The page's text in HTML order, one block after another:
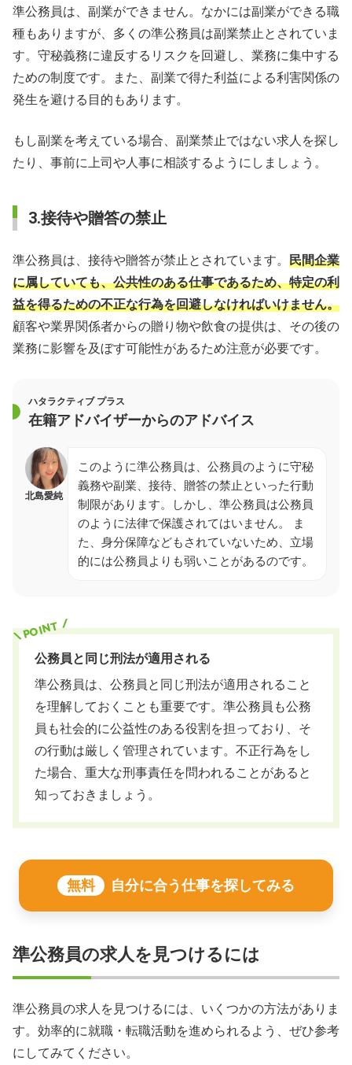
準公務員は、副業ができません。なかには副業ができる職
種もありますが、多くの準公務員は副業禁止とされていま
す。守秘義務に違反するリスクを回避し、業務に集中する
ための制度です。また、副業で得た利益による利害関係の
発生を避ける目的もあります。
もし副業を考えている場合、副業禁止ではない求人を探し
たり、事前に上司や人事に相談するようにしましょう。
3.接待や贈答の禁止
準公務員は、接待や贈答が禁止とされています。 民間企業
に属していても、公共性のある仕事であるため、特定の利
益を得るための不正な行為を回避しなければいけません。
顧客や業界関係者からの贈り物や飲食の提供は、その後の
業務に影響を及ぼす可能性があるため注意が必要です。
ハタラクティブ プラス
在籍アドバイザーからのアドバイス
北島愛純
このように準公務員は、公務員のように守秘
義務や副業、接待、贈答の禁止といった行動
制限があります。しかし、準公務員は公務員
のように法律で保護されてはいません。 ま
た、身分保障などもされていないため、立場
的には公務員よりも弱いことがあるのです。
公務員と同じ刑法が適用される
準公務員は、公務員と同じ刑法が適用されること
を理解しておくことも重要です。準公務員も公務
員も社会的に公益性のある役割を担っており、そ
の行動は厳しく管理されています。不正行為をし
た場合、重大な刑事責任を問われることがあると
知っておきましょう。
無料 自分に合う仕事を探してみる
準公務員の求人を見つけるには
準公務員の求人を見つけるには、いくつかの方法がありま
す。効率的に就職・転職活動を進められるよう、ぜひ参考
にしてみてください。